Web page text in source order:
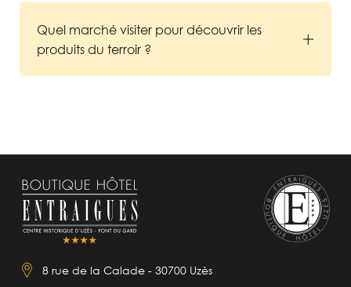
Quel marché visiter pour découvrir les
produits du terroir ?
8 rue de la Calade - 30700 Uzès